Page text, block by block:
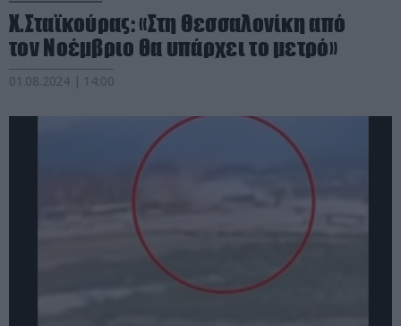
Χ.Σταϊκούρας: «Στη Θεσσαλονίκη από
τον Νοέμβριο θα υπάρχει το μετρό»
01.08.2024 | 14:00